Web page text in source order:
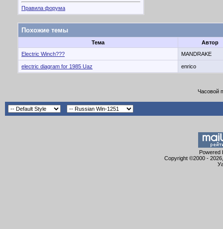
Правила форума
Похожие темы
Тема
Автор
Electric Winch???
MANDRAKE
electric diagram for 1985 Uaz enrico
Часовой
Powered
Copyright ©2000 -